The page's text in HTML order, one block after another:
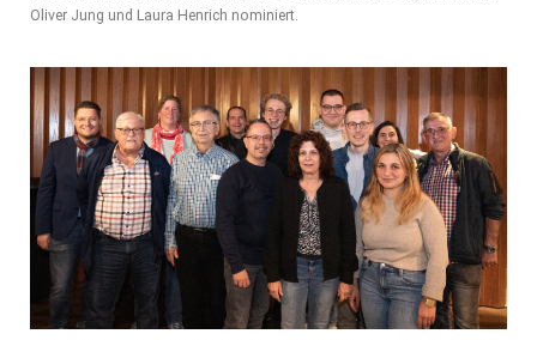
Oliver Jung und Laura Henrich nominiert.